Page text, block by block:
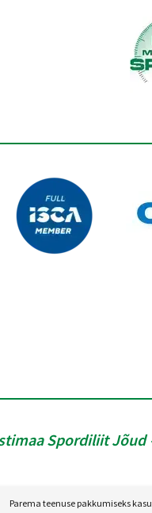
Spordiliit Jõud
Parema teenuse pakkumiseks